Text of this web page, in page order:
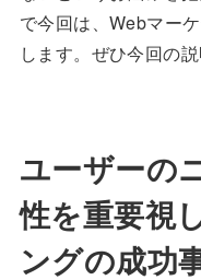
で今回は、Webマー
します。ぜひ今回の
ユーザーの
性を重要視
ングの成功